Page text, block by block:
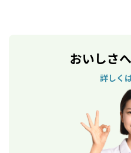
おいしさ
詳しく